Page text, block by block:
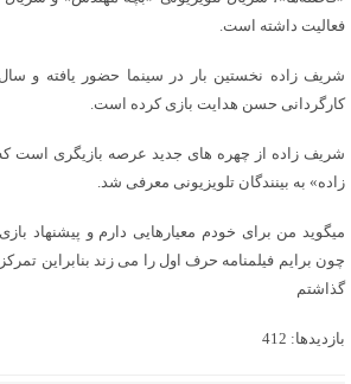
فعالیت داشته است.
کارگردانی حسن هدایت بازی کرده است.
شریف زاده از چهره های جدید عرصه بازیگری است
زاده» به بینندگان تلویزیونی معرفی شد.
میگوید من برای خودم معیارهایی دارم و پیشنهاد
چون برایم فیلمنامه حرف اول را می زند بنابراین تمرکز
گذاشتم
بازدیدها: 412